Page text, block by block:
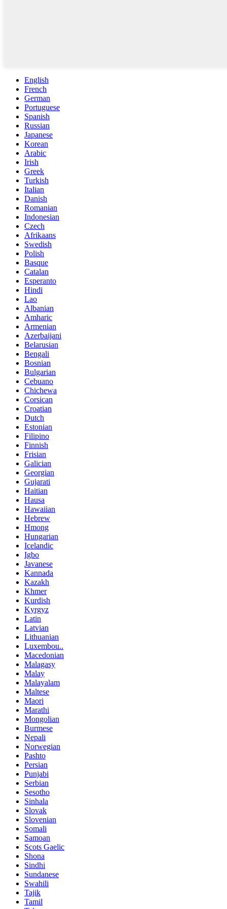
English
French
German
Portuguese
Spanish
Russian
Japanese
Korean
Arabic
Irish
Greek
Turkish
Italian
Danish
Romanian
Indonesian
Czech
Afrikaans
Swedish
Polish
Basque
Catalan
Esperanto
Hindi
Lao
Albanian
Amharic
Armenian
Azerbaijani
Belarusian
Bengali
Bosnian
Bulgarian
Cebuano
Chichewa
Corsican
Croatian
Dutch
Estonian
Filipino
Finnish
Frisian
Galician
Georgian
Gujarati
Haitian
Hausa
Hawaiian
Hebrew
Hmong
Hungarian
Icelandic
Igbo
Javanese
Kannada
Kazakh
Khmer
Kurdish
Kyrgyz
Latin
Latvian
Lithuanian
Luxembou..
Macedonian
Malagasy
Malay
Malayalam
Maltese
Maori
Marathi
Mongolian
Burmese
Nepali
Norwegian
Pashto
Persian
Punjabi
Serbian
Sesotho
Sinhala
Slovak
Slovenian
Somali
Samoan
Scots Gaelic
Shona
Sindhi
Sundanese
Swahili
Tajik
Tamil